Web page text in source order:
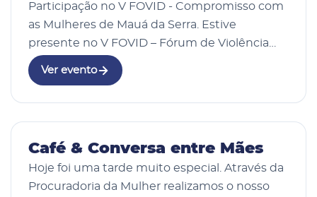
Participação no V FOVID - Compromisso com
as Mulheres de Mauá da Serra. Estive
presente no V FOVID – Fórum de Violência
Doméstica, organizado pela CEVID
(Coordenadoria Estadual da Mulher em
Ver evento
26 Mai 2026
Café & Conversa entre Mães
Hoje foi uma tarde muito especial. Através da
Procuradoria da Mulher realizamos o nosso